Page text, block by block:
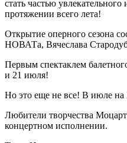
стать частью
протяжении всего лета!
Открытие оперного сезона
НОВАТа, Вячеслава
Первым спектаклем
и 21 июля!
Но это еще не все! В июле на
Любители творчества
концертном исполнении.